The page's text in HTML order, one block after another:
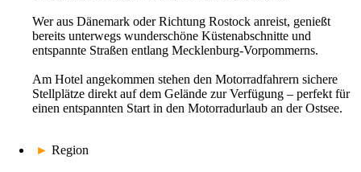
Nicht nur Motorradfahrer profitieren von der hervorragenden Lage des
Aparthotels. Auch Radreisende und E-Bike-Fahrer finden hier ideale
Als offiziellerBett+Bike-Partner des ADFCbietet das Aparthotel
sichere Fahrradstellplätze, flexible E-Bike-Lademöglichkeiten und
Wer aus Dänemark oder Richtung Rostock anreist, genießt
bereits unterwegs wunderschöne Küstenabschnitte und
entspannte Straßen entlang Mecklenburg-Vorpommerns.
Am Hotel angekommen stehen den Motorradfahrern sichere
Stellplätze direkt auf dem Gelände zur Verfügung – perfekt für
einen entspannten Start in den Motorradurlaub an der Ostsee.
► Region